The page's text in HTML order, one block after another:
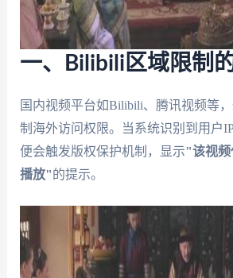
一、Bilibili区域限制
国内视频平台如Bilibili、腾讯视频等
制海外访问权限。当系统识别到用户
便会触发版权保护机制，显示"该视频
播放"的提示。